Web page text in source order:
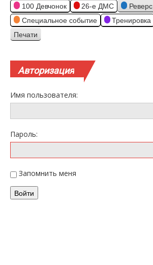
100 Девчонок 26-е ДМС
Реверс
Специальное событие
Тренировка
Просмотр
Печати
Авторизация
Имя пользователя:
Пароль:
Запомнить меня
Войти